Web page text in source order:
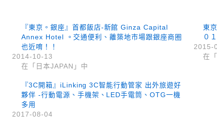
『東京。銀座』首都飯店-新館 Ginza Capital
Annex Hotel 。交通便利、離築地市場跟銀座商圈
也近唷！！
2014-10-13
在「日本JAPAN」中
東
０
2015-
在
『3C開箱』iLinking 3C智能行動管家 出外旅遊好
夥伴 -行動電源、手機架、LED手電筒、OTG一機
多用
2017-08-04